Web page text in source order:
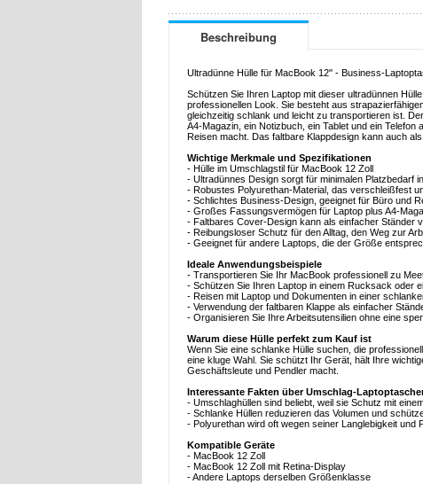
Beschreibung
Ultradünne Hülle für MacBook 12" - Business-
Schützen Sie Ihren Laptop mit dieser ultradünnen
professionellen Look. Sie besteht aus
gleichzeitig schlank und leicht zu transportieren ist.
A4-Magazin, ein Notizbuch, ein Tablet und ein
Reisen macht. Das faltbare Klappdesign kann auch
Wichtige Merkmale und Spezifikationen
- Hülle im Umschlagstil für MacBook 12 Zoll
- Ultradünnes Design sorgt für minimalen Platzbedarf
- Robustes Polyurethan-Material, das verschleißfest
- Schlichtes Business-Design, geeignet für Büro und
- Großes Fassungsvermögen für Laptop plus A4-
- Faltbares Cover-Design kann als einfacher Ständer
- Reibungsloser Schutz für den Alltag, den Weg zur
- Geeignet für andere Laptops, die der Größe
Ideale Anwendungsbeispiele
- Transportieren Sie Ihr MacBook professionell zu
- Schützen Sie Ihren Laptop in einem Rucksack oder
- Reisen mit Laptop und Dokumenten in einer
- Verwendung der faltbaren Klappe als einfacher
- Organisieren Sie Ihre Arbeitsutensilien ohne eine
Warum diese Hülle perfekt zum Kauf ist
Wenn Sie eine schlanke Hülle suchen, die
eine kluge Wahl. Sie schützt Ihr Gerät, hält Ihre
Geschäftsleute und Pendler macht.
Interessante Fakten über Umschlag-
- Umschlaghüllen sind beliebt, weil sie Schutz mit
- Schlanke Hüllen reduzieren das Volumen und
- Polyurethan wird oft wegen seiner Langlebigkeit und
Kompatible Geräte
- MacBook 12 Zoll
- MacBook 12 Zoll mit Retina-Display
- Andere Laptops derselben Größenklasse